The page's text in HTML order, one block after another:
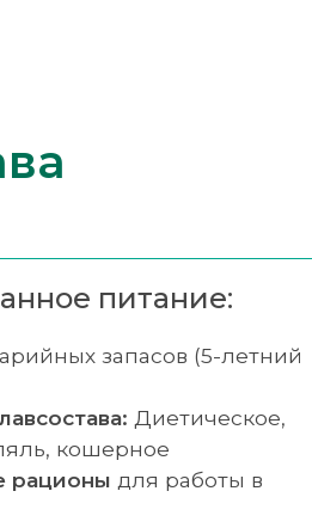
питание:
запасов (5-летний
Диетическое,
кошерное
рационы для работы в